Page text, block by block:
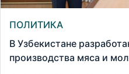
ПОЛИТИКА
В Узбекистане
производства мяса и